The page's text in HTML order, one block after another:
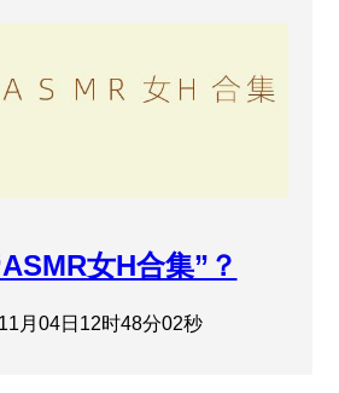
女H合集”？
月04日12时48分02秒